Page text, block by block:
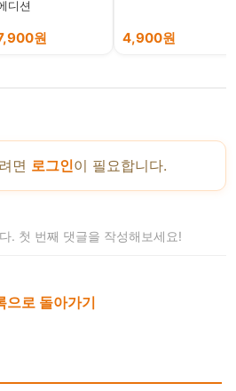
디션
원 4,900원
면 로그인이 필요합니다.
. 첫 번째 댓글을 작성해보세요!
으로 돌아가기